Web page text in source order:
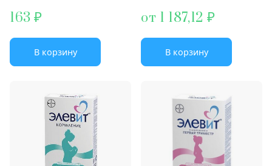
163
В корзину
от 1 187,12
В корзину